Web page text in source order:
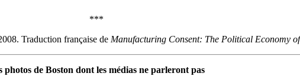
***
Traduction française de Manufacturing Consent: The Political Economy
photos de Boston dont les médias ne parleront pas